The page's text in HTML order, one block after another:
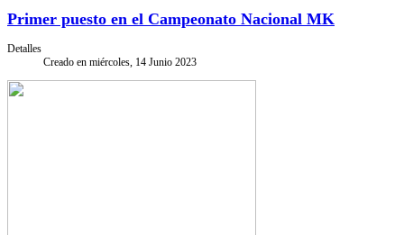
Primer puesto en el Campeonato Nacional MK
Detalles
Creado en miércoles, 14 Junio 2023